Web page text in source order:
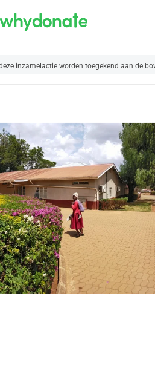
inzamelactie worden toegekend aan de